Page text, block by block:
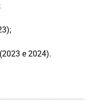
e 2024).